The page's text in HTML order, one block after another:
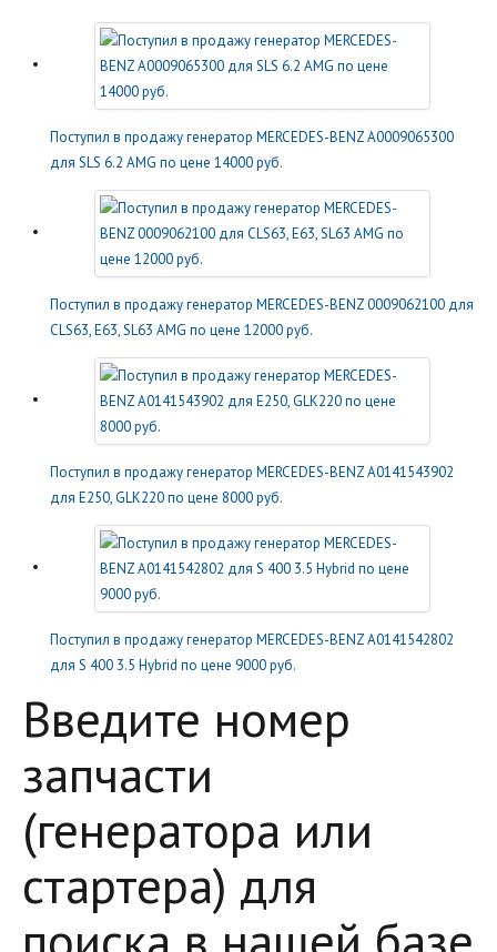
Поступил в продажу генератор MERCEDES-BENZ A0009065300
для SLS 6.2 AMG по цене 14000 руб.
Поступил в продажу генератор MERCEDES-BENZ 0009062100 для
CLS63, E63, SL63 AMG по цене 12000 руб.
Поступил в продажу генератор MERCEDES-BENZ A0141543902
для E250, GLK220 по цене 8000 руб.
Поступил в продажу генератор MERCEDES-BENZ A0141542802
для S 400 3.5 Hybrid по цене 9000 руб.
Введите номер
запчасти
(генератора или
стартера) для